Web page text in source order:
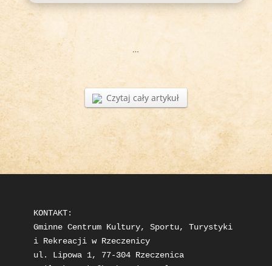
…
Czytaj cały artykuł
KONTAKT:
Gminne Centrum Kultury, Sportu, Turystyki
i Rekreacji w Rzeczenicy
ul. Lipowa 1, 77-304 Rzeczenica